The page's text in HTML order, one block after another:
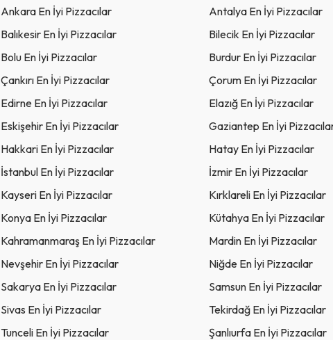
Ankara En İyi Pizzacılar Antalya En İyi Pizzacılar
Balıkesir En İyi Pizzacılar Bilecik En İyi Pizzacılar
Bolu En İyi Pizzacılar Burdur En İyi Pizzacılar
Çankırı En İyi Pizzacılar Çorum En İyi Pizzacılar
Edirne En İyi Pizzacılar Elazığ En İyi Pizzacılar
Eskişehir En İyi Pizzacılar Gaziantep En İyi
Hakkari En İyi Pizzacılar Hatay En İyi Pizzacılar
İstanbul En İyi Pizzacılar İzmir En İyi Pizzacılar
Kayseri En İyi Pizzacılar Kırklareli En İyi Pizzacılar
Konya En İyi Pizzacılar Kütahya En İyi Pizzacılar
Kahramanmaraş En İyi Pizzacılar Mardin En İyi Pizzacılar
Nevşehir En İyi Pizzacılar Niğde En İyi Pizzacılar
Sakarya En İyi Pizzacılar Samsun En İyi Pizzacılar
Sivas En İyi Pizzacılar Tekirdağ En İyi Pizzacılar
Tunceli En İyi Pizzacılar Şanlıurfa En İyi Pizzacılar